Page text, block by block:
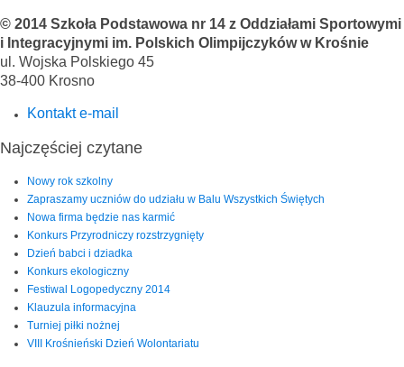
© 2014 Szkoła Podstawowa nr 14 z Oddziałami Sportowymi
i Integracyjnymi im. Polskich Olimpijczyków w Krośnie
ul. Wojska Polskiego 45
38-400 Krosno
Kontakt e-mail
Najczęściej czytane
Nowy rok szkolny
Zapraszamy uczniów do udziału w Balu Wszystkich Świętych
Nowa firma będzie nas karmić
Konkurs Przyrodniczy rozstrzygnięty
Dzień babci i dziadka
Konkurs ekologiczny
Festiwal Logopedyczny 2014
Klauzula informacyjna
Turniej piłki nożnej
VIII Krośnieński Dzień Wolontariatu